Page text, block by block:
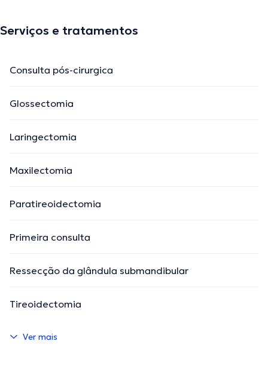
Serviços e tratamentos
Consulta pós-cirurgica
Glossectomia
Laringectomia
Maxilectomia
Paratireoidectomia
Primeira consulta
Ressecção da glândula submandibular
Tireoidectomia
Ver mais